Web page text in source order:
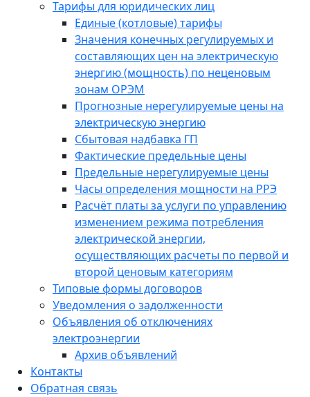
Тарифы для юридических лиц
Единые (котловые) тарифы
Значения конечных регулируемых и
составляющих цен на электрическую
энергию (мощность) по неценовым
зонам ОРЭМ
Прогнозные нерегулируемые цены на
электрическую энергию
Сбытовая надбавка ГП
Фактические предельные цены
Предельные нерегулируемые цены
Часы определения мощности на РРЭ
Расчёт платы за услуги по управлению
изменением режима потребления
электрической энергии,
осуществляющих расчеты по первой и
второй ценовым категориям
Типовые формы договоров
Уведомления о задолженности
Объявления об отключениях
электроэнергии
Архив объявлений
Контакты
Обратная связь